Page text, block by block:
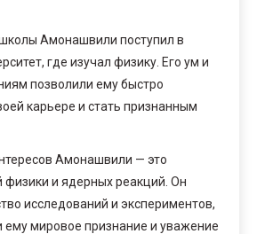
Амонашвили поступил в
где изучал физику. Его ум и
позволили ему быстро
карьере и стать признанным
Амонашвили — это
физики и ядерных реакций. Он
исследований и экспериментов,
ему мировое признание и уважение